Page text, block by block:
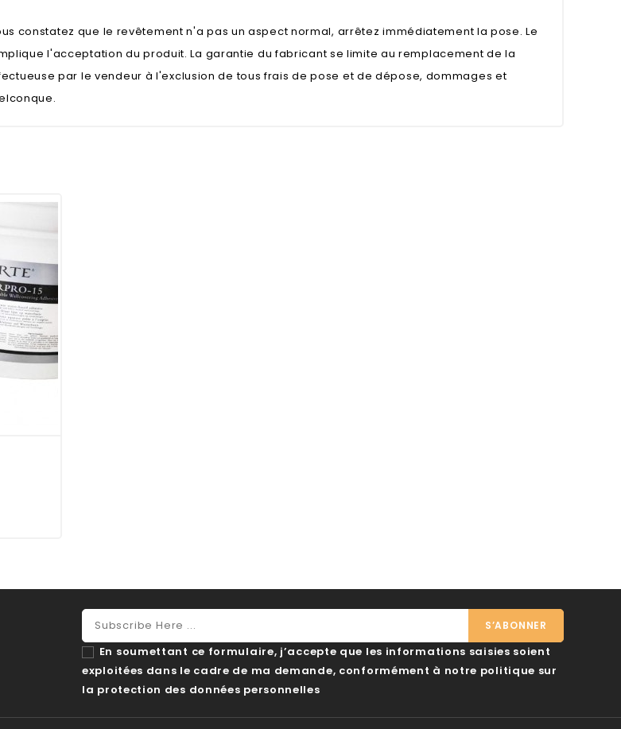
constatez que le revêtement n'a pas un aspect normal, arrêtez immédiatement la pose. Le
l'acceptation du produit. La garantie du fabricant se limite au remplacement de la
par le vendeur à l'exclusion de tous frais de pose et de dépose, dommages et
En soumettant ce formulaire, j’accepte que les informations saisies soient
exploitées dans le cadre de ma demande, conformément à notre politique sur
la protection des données personnelles